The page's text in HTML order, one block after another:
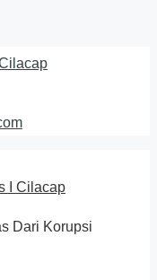
I Cilacap
Dari Korupsi